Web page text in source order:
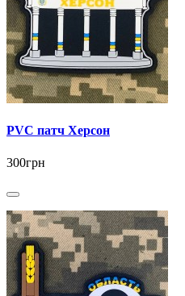
PVC патч Херсон
300грн